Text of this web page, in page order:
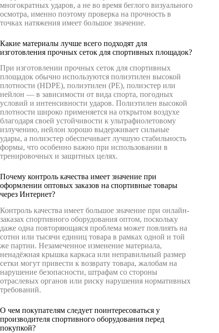
многократных ударов, а не во время беглого визуального
осмотра, именно поэтому проверка на прочность в
точках натяжения имеет большое значение.
Какие материалы лучше всего подходят для
изготовления прочных сеток для спортивных площадок?
При изготовлении прочных сеток для спортивных
площадок обычно используются полиэтилен высокой
плотности (HDPE), полиэтилен (PE), полиэстер или
нейлон — в зависимости от вида спорта, погодных
условий и интенсивности ударов. Полиэтилен высокой
плотности широко применяется на открытом воздухе
благодаря своей устойчивости к ультрафиолетовому
излучению, нейлон хорошо выдерживает сильные
удары, а полиэстер обеспечивает лучшую стабильность
формы, что особенно важно при использовании в
тренировочных и защитных целях.
Почему контроль качества имеет значение при
оформлении оптовых заказов на спортивные товары
через Интернет?
Контроль качества имеет большое значение при онлайн-
заказах спортивного оборудования оптом, поскольку
даже одна повторяющаяся проблема может повлиять на
сотни или тысячи единиц товара в рамках одной и той
же партии. Незамеченное изменение материала,
ненадёжная крышка каркаса или неправильный размер
сетки могут привести к возврату товара, жалобам на
нарушение безопасности, штрафам со стороны
отраслевых органов или риску нарушения нормативных
требований.
О чем покупателям следует поинтересоваться у
производителя спортивного оборудования перед
покупкой?